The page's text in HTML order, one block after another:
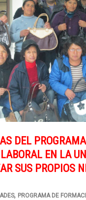
DEL
EN LA
SUS PROPIOS
, PROGRAMA DE